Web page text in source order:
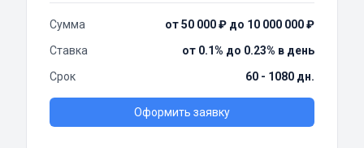
Сумма
от 50 000 ₽ до 10 000 000 ₽
Ставка
от 0.1% до 0.23% в день
Срок
60 - 1080 дн.
Оформить заявку